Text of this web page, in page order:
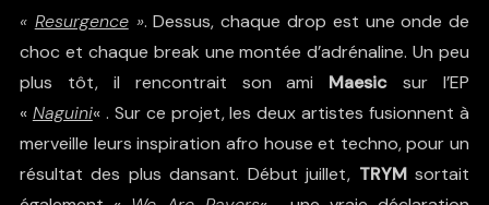
« Resurgence». Dessus, chaque drop est une onde de
choc et chaque break une montée d’adrénaline. Un peu
plus tôt, il rencontrait son ami Maesic sur l’EP
« Naguini« . Sur ce projet, les deux artistes fusionnent à
merveille leurs inspiration afro house et techno, pour un
résultat des plus dansant. Début juillet, TRYMsortait